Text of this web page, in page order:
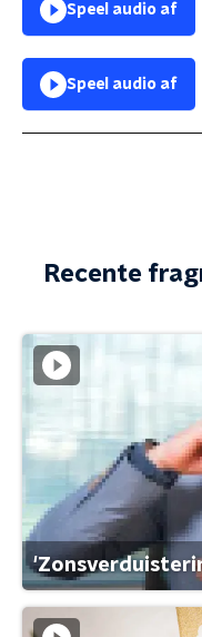
Speel audio af
Speel audio af
Recente